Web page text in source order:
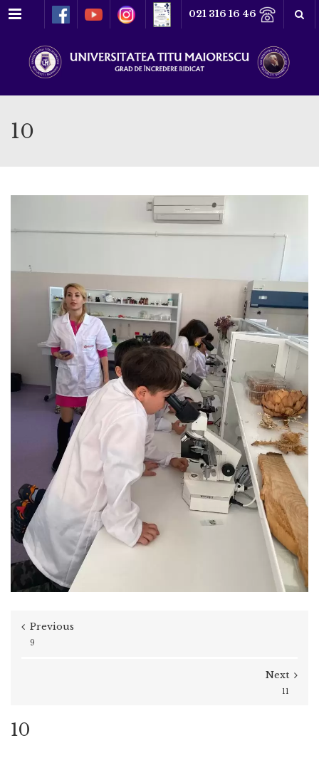
Meniu 021 316 16 46
10
Previous
9
Next
11
10